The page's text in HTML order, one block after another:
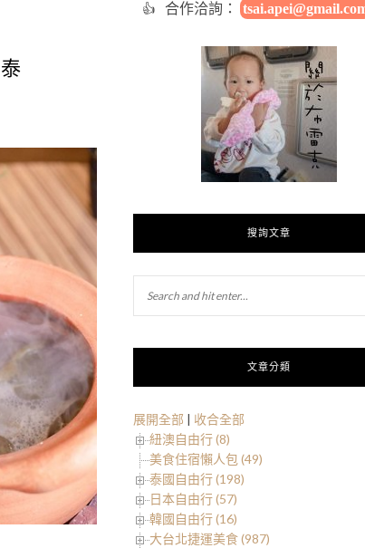
合作洽詢：
搜詢文章
文章分類
展開全部 | 收合全部
紐澳自由行 (8)
美食住宿懶人包 (49)
泰國自由行 (198)
日本自由行 (57)
韓國自由行 (16)
大台北捷運美食 (987)